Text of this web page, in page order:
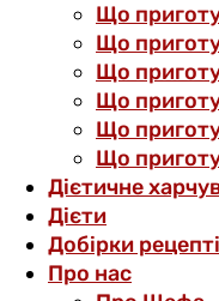
Що
Що
Що
Що
Що
Що
Дієтичне
Дієти
Добірки
Про нас